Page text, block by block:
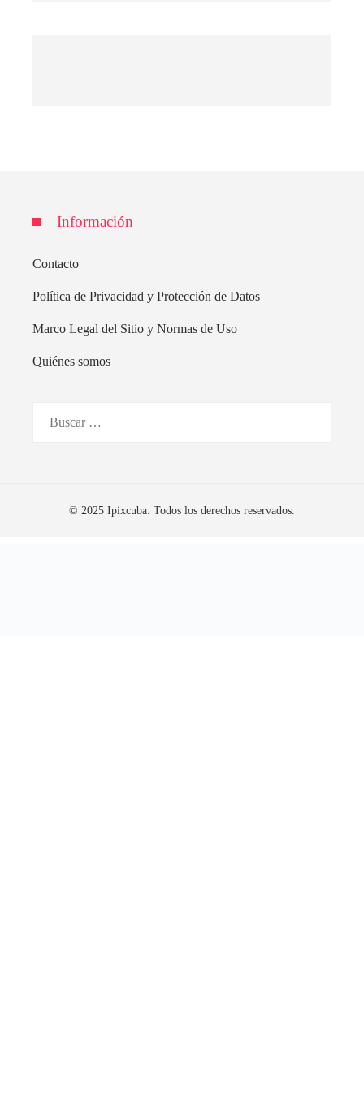
Información
Contacto
Política de Privacidad y Protección de Datos
Marco Legal del Sitio y Normas de Uso
Quiénes somos
© 2025 Ipixcuba. Todos los derechos reservados.